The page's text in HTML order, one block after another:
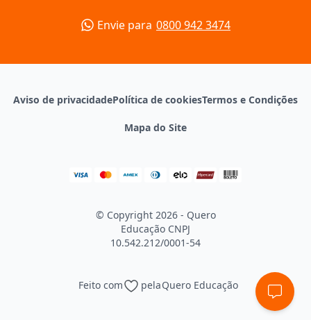
Envie para 0800 942 3474
Aviso de privacidadePolítica de cookiesTermos e Condições
Mapa do Site
© Copyright 2026 - Quero
Educação CNPJ
10.542.212/0001-54
Feito com pelaQuero Educação